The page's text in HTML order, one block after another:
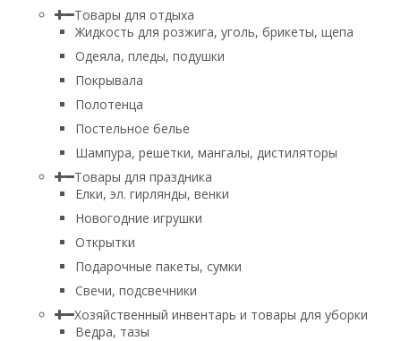
Товары для отдыха
Жидкость для розжига, уголь, брикеты, щепа
Одеяла, пледы, подушки
Покрывала
Полотенца
Постельное белье
Шампура, решетки, мангалы, дистиляторы
Товары для праздника
Елки, эл. гирлянды, венки
Новогодние игрушки
Открытки
Подарочные пакеты, сумки
Свечи, подсвечники
Хозяйственный инвентарь и товары для уборки
Ведра, тазы